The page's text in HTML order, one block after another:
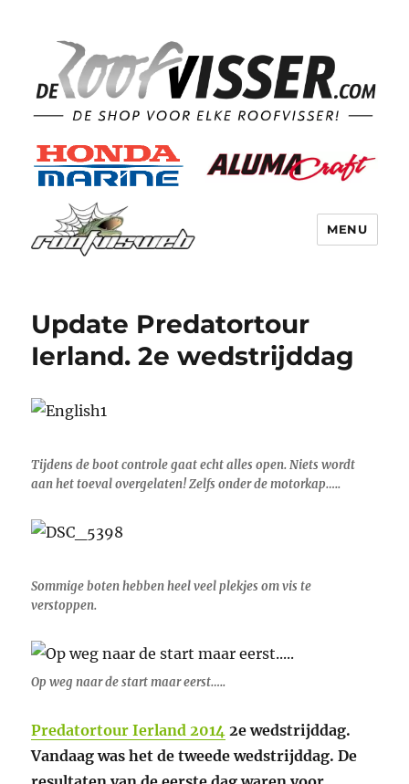
MENU
Update Predatortour
Ierland. 2e wedstrijddag
Tijdens de boot controle gaat echt alles open. Niets wordt
aan het toeval overgelaten! Zelfs onder de motorkap…..
Sommige boten hebben heel veel plekjes om vis te
verstoppen.
Op weg naar de start maar eerst…..
Predatortour Ierland 2014 2e wedstrijddag.
Vandaag was het de tweede wedstrijddag. De